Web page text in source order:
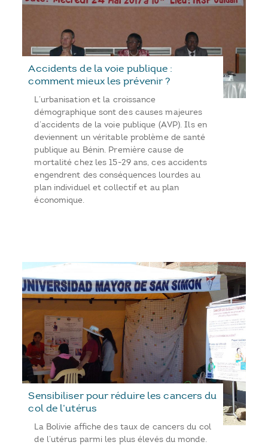
Accidents de la voie publique :
comment mieux les prévenir ?
L’urbanisation et la croissance
démographique sont des causes majeures
d’accidents de la voie publique (AVP). Ils en
deviennent un véritable problème de santé
publique au Bénin. Première cause de
mortalité chez les 15-29 ans, ces accidents
engendrent des conséquences lourdes au
plan individuel et collectif et au plan
économique.
Sensibiliser pour réduire les cancers du
col de l’utérus
La Bolivie affiche des taux de cancers du col
de l’utérus parmi les plus élevés du monde.